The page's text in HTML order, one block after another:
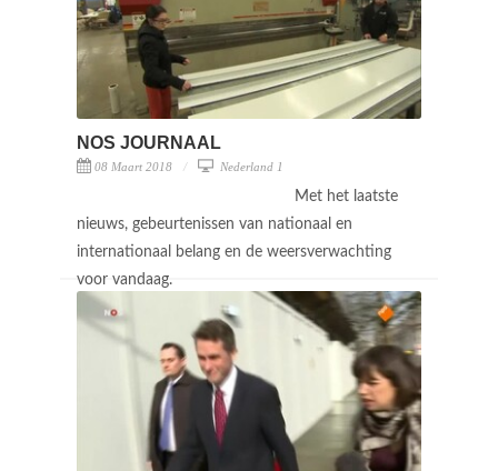
NOS JOURNAAL
08 Maart 2018 Nederland 1
Met het laatste
nieuws, gebeurtenissen van nationaal en
internationaal belang en de weersverwachting
voor vandaag.